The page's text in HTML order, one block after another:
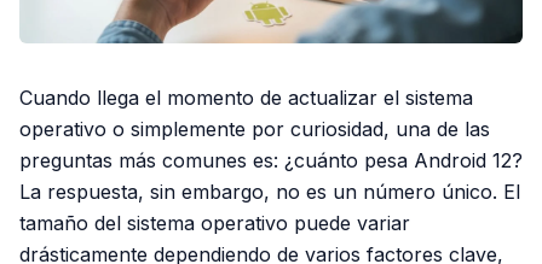
Cuando llega el momento de actualizar el sistema
operativo o simplemente por curiosidad, una de las
preguntas más comunes es: ¿cuánto pesa Android 12?
La respuesta, sin embargo, no es un número único. El
tamaño del sistema operativo puede variar
drásticamente dependiendo de varios factores clave,